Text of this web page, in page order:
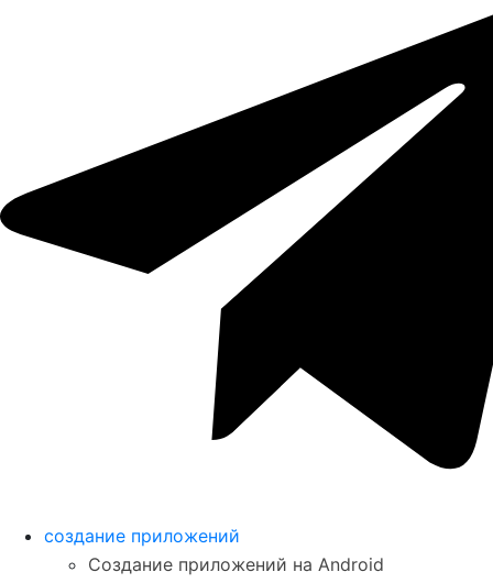
создание приложений
Создание приложений на Android